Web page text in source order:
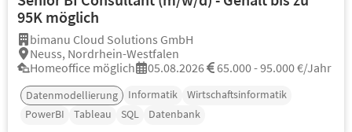
95K möglich
bimanu Cloud Solutions GmbH
Neuss, Nordrhein-Westfalen
Homeoffice möglich
05.08.2026 65.000 - 95.000 €/Jahr
Datenmodellierung Informatik
Wirtschaftsinformatik
PowerBI
Tableau SQL Datenbank